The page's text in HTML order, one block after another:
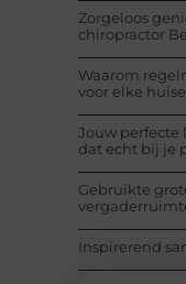
Zorgeloos
chiropractor
Waarom
voor elke
Jouw perfecte
dat echt bij je
Gebruikte
Inspirerend